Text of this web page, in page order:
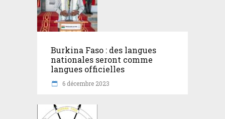
Burkina Faso : des langues
nationales seront comme
langues officielles
6 décembre 2023